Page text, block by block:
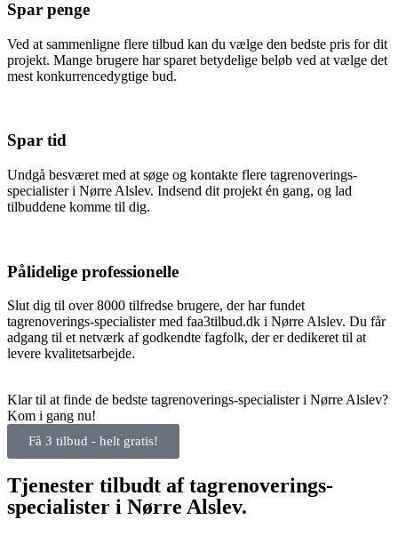
Spar penge
Ved at sammenligne flere tilbud kan du vælge den bedste pris for dit
projekt. Mange brugere har sparet betydelige beløb ved at vælge det
mest konkurrencedygtige bud.
Spar tid
Undgå besværet med at søge og kontakte flere tagrenoverings-
specialister i Nørre Alslev. Indsend dit projekt én gang, og lad
tilbuddene komme til dig.
Pålidelige professionelle
Slut dig til over 8000 tilfredse brugere, der har fundet
tagrenoverings-specialister med faa3tilbud.dk i Nørre Alslev. Du får
adgang til et netværk af godkendte fagfolk, der er dedikeret til at
levere kvalitetsarbejde.
Klar til at finde de bedste tagrenoverings-specialister i Nørre Alslev?
Kom i gang nu!
Få 3 tilbud - helt gratis!
Tjenester tilbudt af tagrenoverings-
specialister i Nørre Alslev.